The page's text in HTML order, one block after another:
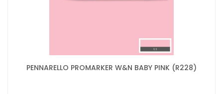
PENNARELLO PROMARKER W&N BABY PINK (R228)